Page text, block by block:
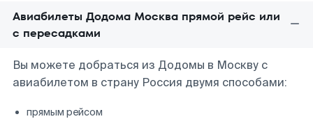
Авиабилеты Додома Москва прямой рейс или
с пересадками
Вы можете добраться из Додомы в Москву с
авиабилетом в страну Россия двумя способами:
прямым рейсом